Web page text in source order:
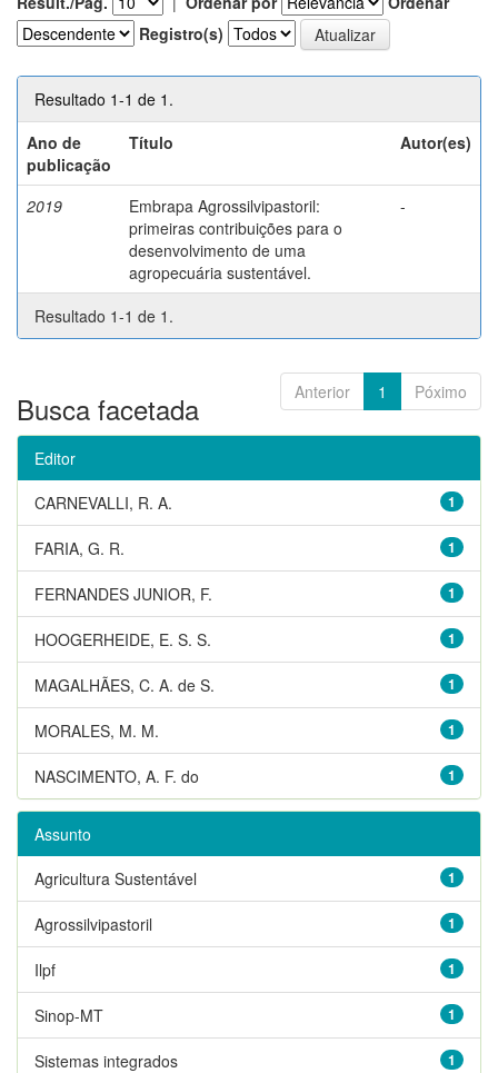
Registro(s)
Resultado 1-1 de 1.
Ano de
publicação
Título Autor(es)
2019
Embrapa Agrossilvipastoril:
primeiras contribuições para o
desenvolvimento de uma
agropecuária sustentável.
-
Resultado 1-1 de 1.
Anterior 1 Póximo
Busca facetada
Editor
1
CARNEVALLI, R. A.
1
FARIA, G. R.
1
FERNANDES JUNIOR, F.
1
HOOGERHEIDE, E. S. S.
1
MAGALHÃES, C. A. de S.
1
MORALES, M. M.
1
NASCIMENTO, A. F. do
Assunto
1
Agricultura Sustentável
1
Agrossilvipastoril
1
Ilpf
1
Sinop-MT
1
Sistemas integrados